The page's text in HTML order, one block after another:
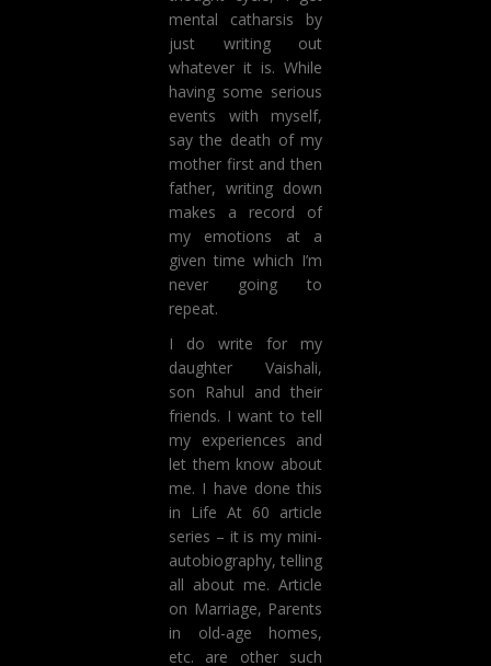
mental catharsis by
just writing out
whatever it is. While
having some serious
events with myself,
say the death of my
mother first and then
father, writing down
makes a record of
my emotions at a
given time which I’m
never going to
repeat.
I do write for my
daughter Vaishali,
son Rahul and their
friends. I want to tell
my experiences and
let them know about
me. I have done this
in Life At 60 article
series – it is my mini-
autobiography, telling
all about me. Article
on Marriage, Parents
in old-age homes,
etc. are other such